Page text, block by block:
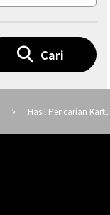
Cari
Hasil Pencarian Kartu